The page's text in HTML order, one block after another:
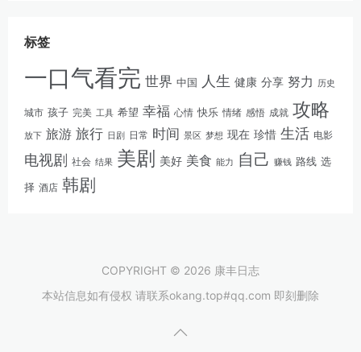
标签
一口气看完 世界 中国 人生 健康 分享 努力 历史
城市 孩子 完美 工具 希望 幸福 心情 快乐 情绪 感悟 成就 攻略
放下 旅游 旅行 日剧 日常 时间 景区 梦想 现在 珍惜 生活 电影
电视剧 社会 结果 美剧 美好 美食 能力 自己 赚钱 路线 选
择 酒店 韩剧
COPYRIGHT © 2026 康丰日志
本站信息如有侵权 请联系okang.top#qq.com 即刻删除